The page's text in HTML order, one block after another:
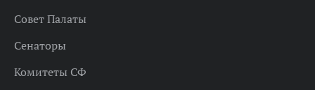
Совет Палаты
Сенаторы
Комитеты СФ